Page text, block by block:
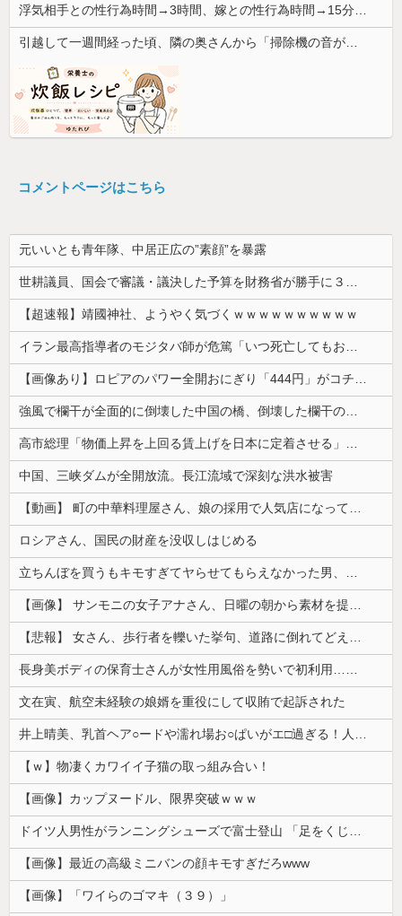
コメントページはこちら
元いいとも青年隊、中居正広の”素顔”を暴露
世耕議員、国会で審議・議決した予算を財務省が勝手に３兆円動かしていると指摘・問題視
【超速報】靖國神社、ようやく気づくｗｗｗｗｗｗｗｗｗｗ
イラン最高指導者のモジタバ師が危篤「いつ死亡してもおかしくない」…イラン大統領「意思疎通はかなり難しい」！
【画像あり】ロピアのパワー全開おにぎり「444円」がコチラｗｗｗｗｗ
強風で欄干が全面的に倒壊した中国の橋、倒壊した欄干の破片を調べると凄まじい事実が発覚して……
高市総理「物価上昇を上回る賃上げを日本に定着させる」⇒ 国家公務員月給3.51％増へ
中国、三峡ダムが全開放流。長江流域で深刻な洪水被害
【動画】 町の中華料理屋さん、娘の採用で人気店になってしまう
ロシアさん、国民の財産を没収しはじめる
立ちんぼを買うもキモすぎてヤらせてもらえなかった男、代わりの足コキでまさかの大量身寸米青ｗｗｗ
【画像】 サンモニの女子アナさん、日曜の朝から素材を提供してしまう
【悲報】 女さん、歩行者を轢いた挙句、道路に倒れてどえらいことになってしまうw w w w w w w
長身美ボディの保育士さんが女性用風俗を勢いで初利用…子供に絶対見せられないメスの顔でイキまくり。
文在寅、航空未経験の娘婿を重役にして収賄で起訴された
井上晴美、乳首ヘア○ードや濡れ場お○ぱいがエ□過ぎる！人生最後のラスト写真集、最高！！
【ｗ】物凄くカワイイ子猫の取っ組み合い！
【画像】カップヌードル、限界突破ｗｗｗ
ドイツ人男性がランニングシューズで富士登山 「足をくじいて動けない」
【画像】最近の高級ミニバンの顔キモすぎだろwww
【画像】「ワイらのゴマキ（３９）」